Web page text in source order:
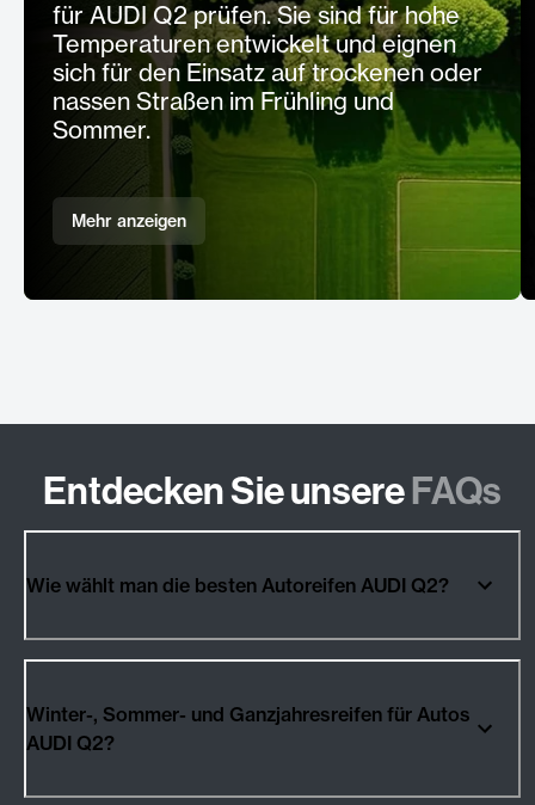
für AUDI Q2 prüfen. Sie sind für hohe
Temperaturen entwickelt und eignen
sich für den Einsatz auf trockenen oder
nassen Straßen im Frühling und
Sommer.
Mehr anzeigen
Entdecken Sie unsereFAQs
Wie wählt man die besten Autoreifen AUDI Q2?
Winter-, Sommer- und Ganzjahresreifen für Autos
AUDI Q2?